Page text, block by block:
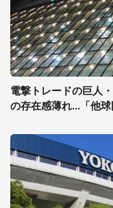
電撃トレードの巨人
の存在感薄れ...「他